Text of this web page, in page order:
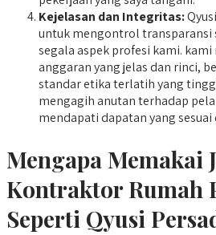
Kejelasan dan Integritas:
untuk mengontrol
segala aspek profesi kami.
anggaran yang jelas dan rinci,
standar etika terlatih yang
mengagih anutan terhadap
mendapati dapatan yang
Mengapa Memakai
Kontraktor Rumah
Seperti Qyusi